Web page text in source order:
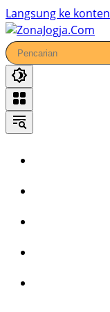
Langsung ke konten